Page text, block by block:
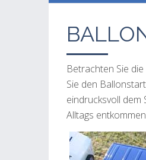
Betrachten Sie
Sie den
eindrucksvoll
Alltags